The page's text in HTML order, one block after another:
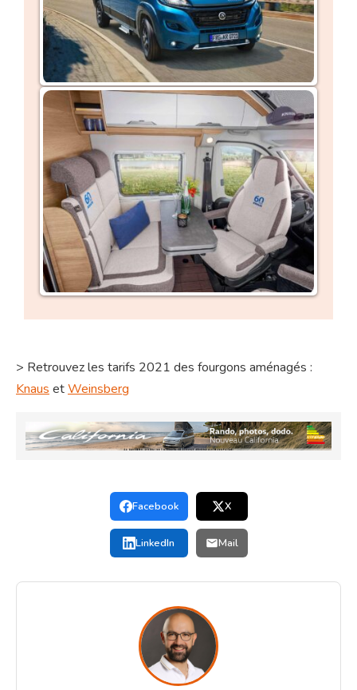
> Retrouvez les tarifs 2021 des fourgons aménagés :
Knaus etWeinsberg
Facebook X
LinkedIn Mail